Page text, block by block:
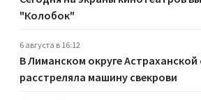
"Колобок"
6 августа в 16:12
В Лиманском округе
расстреляла машину свекрови